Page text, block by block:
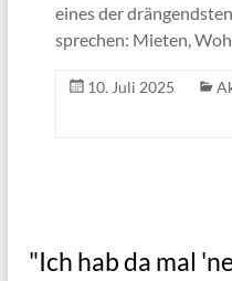
eines der
sprechen: Mieten,
10. Juli 2025
"Ich hab da mal